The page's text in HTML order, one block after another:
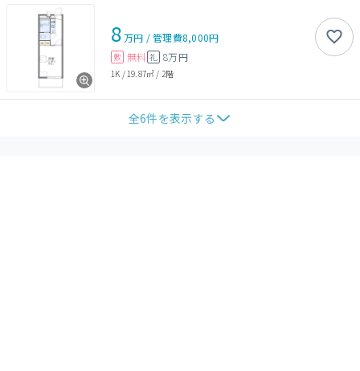
8万円 /管理費8,000円
敷 無料 礼 8万円
1K / 19.87㎡ / 2階
全6件を表示する